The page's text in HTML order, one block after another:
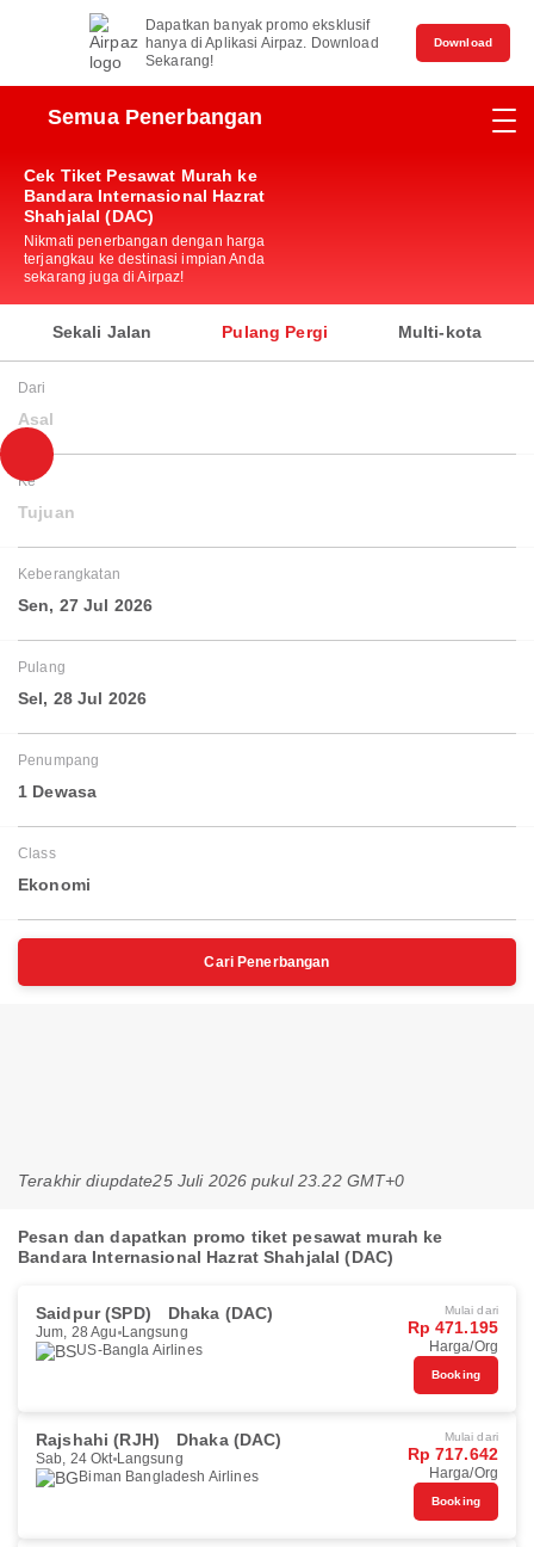
Dapatkan banyak promo eksklusif
hanya di Aplikasi Airpaz. Download
Sekarang!
Download
Semua Penerbangan
Cek Tiket Pesawat Murah ke
Bandara Internasional Hazrat
Shahjalal (DAC)
Nikmati penerbangan dengan harga
terjangkau ke destinasi impian Anda
sekarang juga di Airpaz!
Sekali Jalan Pulang Pergi Multi-kota
Dari
Asal
Ke
Tujuan
Keberangkatan
Sen, 27 Jul 2026
Pulang
Sel, 28 Jul 2026
Penumpang
1 Dewasa
Class
Ekonomi
Cari Penerbangan
Terakhir diupdate25 Juli 2026 pukul 23.22 GMT+0
Pesan dan dapatkan promo tiket pesawat murah ke
Bandara Internasional Hazrat Shahjalal (DAC)
Saidpur (SPD) Dhaka (DAC)
Jum, 28 Agu Langsung
US-Bangla Airlines
Mulai dari
Rp 471.195
Harga/Org
Booking
Rajshahi (RJH) Dhaka (DAC)
Sab, 24 Okt Langsung
Biman Bangladesh Airlines
Mulai dari
Rp 717.642
Harga/Org
Booking